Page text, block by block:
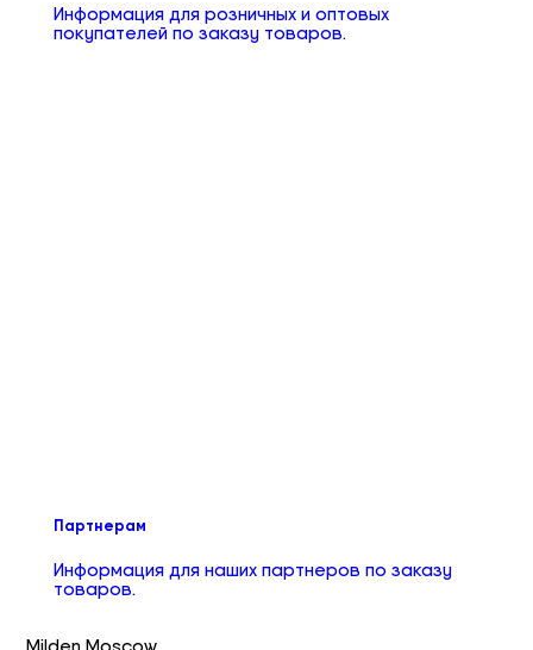
Информация для розничных и оптовых
покупателей по заказу товаров.
Партнерам
Информация для наших партнеров по заказу
товаров.
Milden Moscow